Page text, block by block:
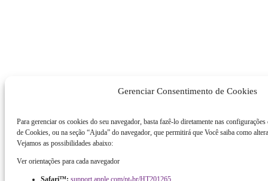
Gerenciar Consentimento de Cookies
Para gerenciar os cookies do seu navegador, basta fazê-lo diretamente nas configurações
de Cookies, ou na seção “Ajuda” do navegador, que permitirá que Você saiba como
Vejamos as possibilidades abaixo:
Ver orientações para cada navegador
Safari™: support.apple.com/pt-br/HT201265